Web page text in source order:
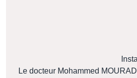
Le docteur Mohammed